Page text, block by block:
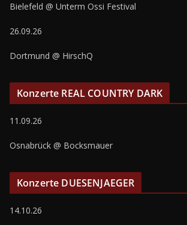
Bielefeld @ Unterm Ossi Festival
26.09.26
Dortmund @ HirschQ
Konzerte REAL COUNTRY DARK
11.09.26
Osnabrück @ Bocksmauer
Konzerte DUESENJAEGER
14.10.26